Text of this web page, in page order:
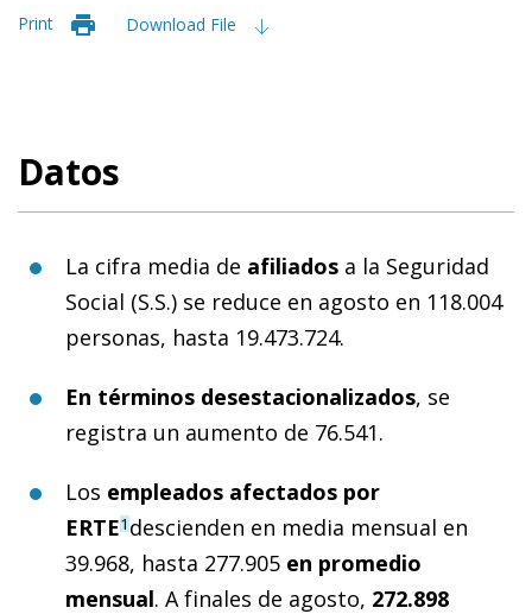
Print Download File
Datos
La cifra media de afiliados a la Seguridad
Social (S.S.) se reduce en agosto en 118.004
personas, hasta 19.473.724.
En términos desestacionalizados, se
registra un aumento de 76.541.
Los empleados afectados por
ERTE1 descienden en media mensual en
39.968, hasta 277.905 en promedio
mensual. A finales de agosto, 272.898